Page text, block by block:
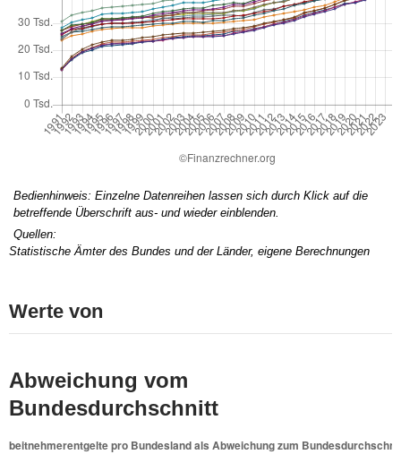
Bedienhinweis: Einzelne Datenreihen lassen sich durch Klick auf die
betreffende Überschrift aus- und wieder einblenden.
Quellen:
Statistische Ämter des Bundes und der Länder, eigene Berechnungen
Werte von
Abweichung vom
Bundesdurchschnitt